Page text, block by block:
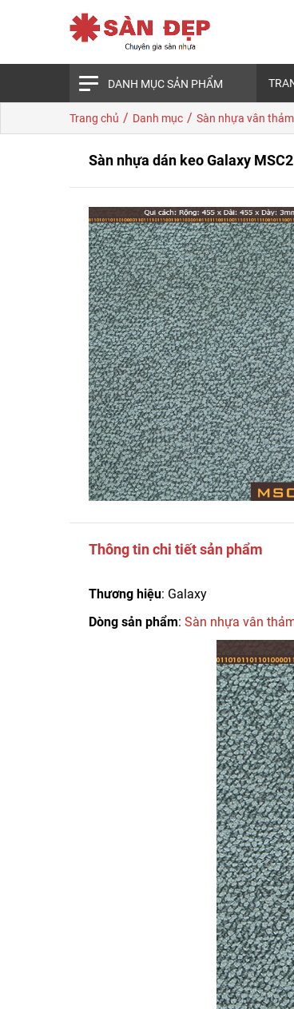
DANH MỤC SẢN PHẨM
Trang chủ / Danh mục / Sàn nhựa vân thảm
Sàn nhựa dán keo Galaxy
Thông tin chi tiết sản phẩm
Thương hiệu: Galaxy
Dòng sản phẩm: Sàn nhựa vân